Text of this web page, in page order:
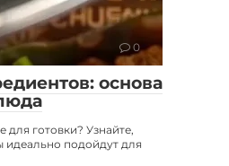
0
основа
для готовки? Узнайте,
идеально подойдут для